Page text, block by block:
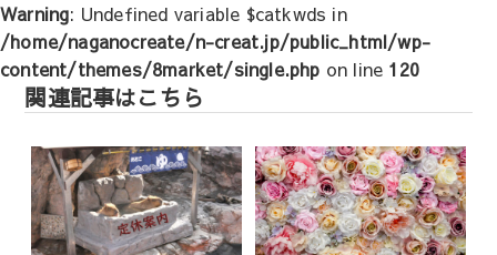
ー
シ
ョ
ン
Warning: Undefined variable $catkwds in
/home/naganocreate/n-creat.jp/public_html/wp-
content/themes/8market/single.php on line 120
関連記事はこちら